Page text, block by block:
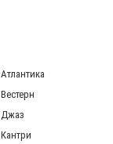
Джаз